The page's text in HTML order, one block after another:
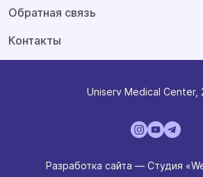
Обратная связь
Контакты
Uniserv Medical Center,
Разработка сайта — Студия